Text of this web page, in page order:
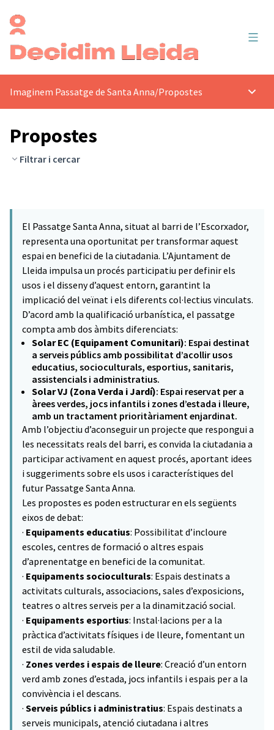
Imaginem Passatge de Santa Anna/Propostes
Propostes
Filtrar i cercar
El Passatge Santa Anna, situat al barri de l’Escorxador,
representa una oportunitat per transformar aquest
espai en benefici de la ciutadania. L’Ajuntament de
Lleida impulsa un procés participatiu per definir els
usos i el disseny d’aquest entorn, garantint la
implicació del veïnat i els diferents col·lectius vinculats.
D’acord amb la qualificació urbanística, el passatge
compta amb dos àmbits diferenciats:
Solar EC (Equipament Comunitari): Espai destinat
a serveis públics amb possibilitat d’acollir usos
educatius, socioculturals, esportius, sanitaris,
assistencials i administratius.
Solar VJ (Zona Verda i Jardí): Espai reservat per a
àrees verdes, jocs infantils i zones d’estada i lleure,
amb un tractament prioritàriament enjardinat.
Amb l’objectiu d’aconseguir un projecte que respongui a
les necessitats reals del barri, es convida la ciutadania a
participar activament en aquest procés, aportant idees
i suggeriments sobre els usos i característiques del
futur Passatge Santa Anna.
Les propostes es poden estructurar en els següents
eixos de debat:
· Equipaments educatius: Possibilitat d’incloure
escoles, centres de formació o altres espais
d’aprenentatge en benefici de la comunitat.
· Equipaments socioculturals: Espais destinats a
activitats culturals, associacions, sales d’exposicions,
teatres o altres serveis per a la dinamització social.
· Equipaments esportius: Instal·lacions per a la
pràctica d’activitats físiques i de lleure, fomentant un
estil de vida saludable.
· Zones verdes i espais de lleure: Creació d’un entorn
verd amb zones d’estada, jocs infantils i espais per a la
convivència i el descans.
· Serveis públics i administratius: Espais destinats a
serveis municipals, atenció ciutadana i altres